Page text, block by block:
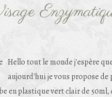
Hello tout le monde j'espère
aujourd'hui je vous propose de
en plastique vert clair de